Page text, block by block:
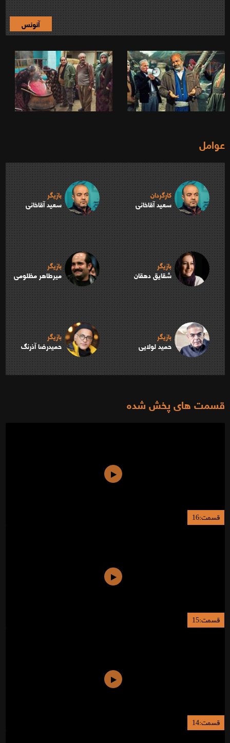
آنونس
عوامل
کارگردان
سعید آقاخانی
بازیگر
سعید آقاخانی
بازیگر
شقایق دهقان
بازیگر
میرطاهر مظلومی
بازیگر
حمید لولایی
بازیگر
حمیدرضا آذرنگ
قسمت های پخش شده
قسمت:16
قسمت:15
قسمت:14